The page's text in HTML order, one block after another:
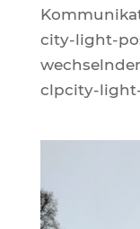
city-light-
clpcity-